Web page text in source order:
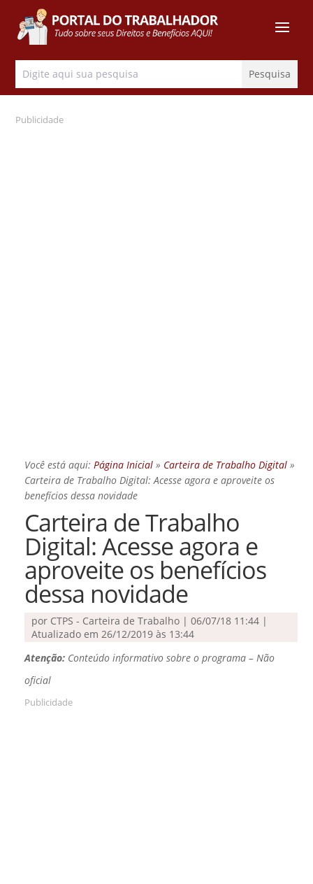
Publicidade
Você está aqui: Página Inicial» Carteira de Trabalho Digital»
Carteira de Trabalho Digital: Acesse agora e aproveite os
benefícios dessa novidade
Carteira de Trabalho
Digital: Acesse agora e
aproveite os benefícios
dessa novidade
por CTPS - Carteira de Trabalho| 06/07/18 11:44 |
Atualizado em 26/12/2019 às 13:44
Atenção:Conteúdo informativo sobre o programa – Não
oficial
Publicidade